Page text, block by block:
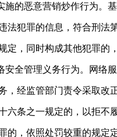
施的恶意营销炒作行为。
法犯罪的信息，符合刑法
定，同时构成其他犯罪的
安全管理义务行为。网络
，经监管部门责令采取改
六条之一规定的，以拒不
的，依照处罚较重的规定